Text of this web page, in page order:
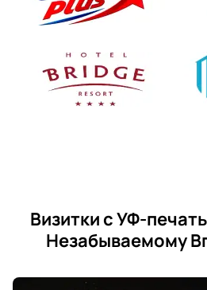
Визитки с УФ-
Незабываемому